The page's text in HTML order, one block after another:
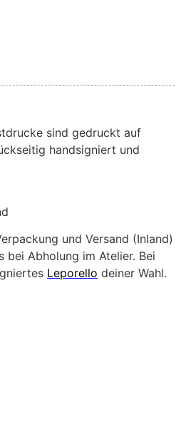
sind gedruckt auf
handsigniert und
und Versand (Inland)
Abholung im Atelier. Bei
Leporello deiner Wahl.